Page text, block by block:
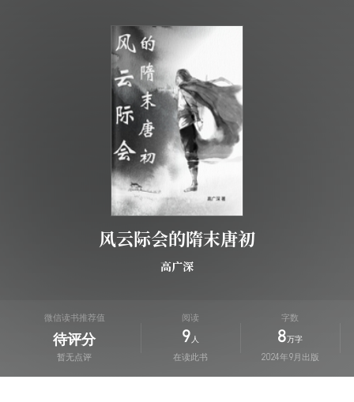
风云际会的隋末唐初
高广深
微信读书推荐值
待评分
暂无点评
阅读
9 人
在读此书
字数
8 万字
2024年9月出版